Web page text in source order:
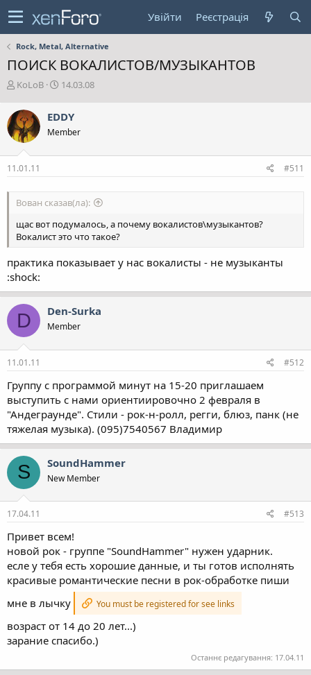
Увійти Реєстрація
Rock, Metal, Alternative
ПОИСК ВОКАЛИСТОВ/МУЗЫКАНТОВ
А
т
о
р
т
е
м
KoLoB
Д
а
с
в
н
н
я
14.03.08
EDDY
Member
11.01.11 #511
Вован сказав(ла):
щас вот подумалось, а почему вокалистов\музыкантов?
Вокалист это что такое?
практика показывает у нас вокалисты - не музыканты
:shock:
D Den-Surka
Member
11.01.11 #512
Группу с программой минут на 15-20 приглашаем
выступить с нами ориентиировочно 2 февраля в
"Андеграунде". Стили - рок-н-ролл, регги, блюз, панк (не
тяжелая музыка). (095)7540567 Владимир
S SoundHammer
New Member
17.04.11 #513
Привет всем!
новой рок - группе "SoundHammer" нужен ударник.
есле у тебя есть хорошие данные, и ты готов исполнять
красивые романтические песни в рок-обработке пиши
мне в лычку
You must be registered for see links
возраст от 14 до 20 лет...)
зарание спасибо.)
Останнє редагування: 17.04.11